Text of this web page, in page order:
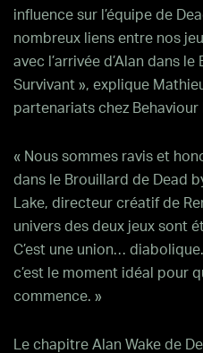
influence sur l’équipe de
nombreux liens entre nos
avec l’arrivée d’Alan dans
Survivant », explique
partenariats chez Behaviour
« Nous sommes ravis et
dans le Brouillard de Dead
Lake, directeur créatif de
univers des deux jeux sont
C’est une union…
c’est le moment idéal pour
commence. »
Le chapitre Alan Wake de